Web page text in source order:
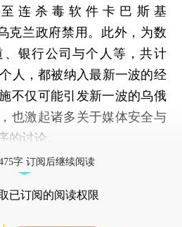
连杀毒软件卡巴斯基
克兰政府禁用。此外，为数
银行公司与个人等，共计
人，都被纳入最新一波的经
不仅可能引发新一波的乌俄
也激起诸多关于媒体安全与
的讨论。
字 订阅后继续阅读
已订阅的阅读权限